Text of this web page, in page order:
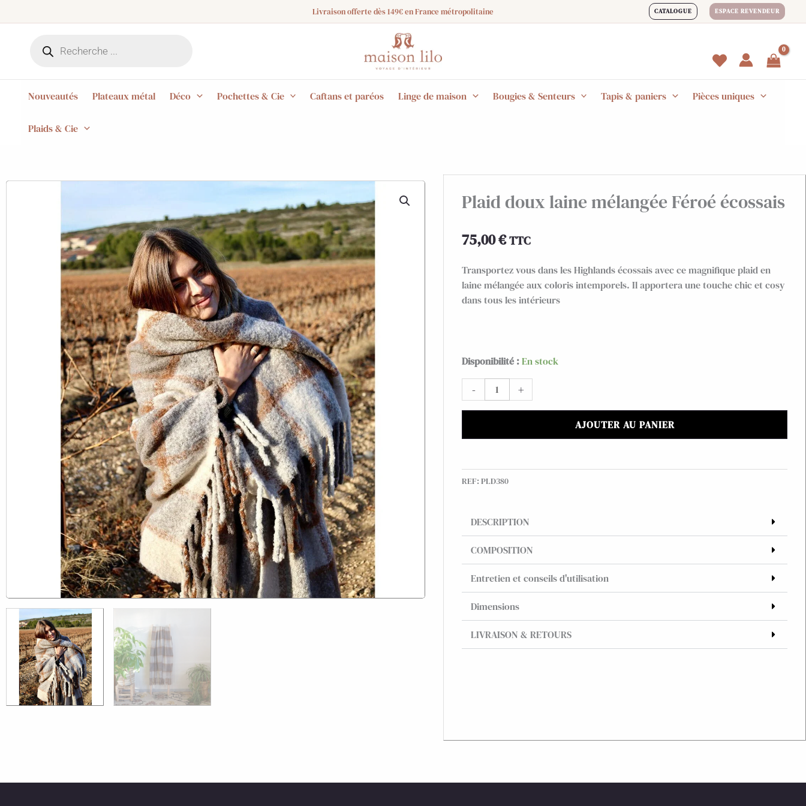
au
Livraison offerte dès 149€ en France métropolitaine CATALOGUE ESPACE REVENDEUR
produits
Nouveautés Plateaux métal Déco Pochettes & Cie Caftans et paréos Linge de maison Bougies & Senteurs Tapis & paniers Pièces uniques
Plaids & Cie
Plaid doux laine mélangée Féroé écossais
75,00€TTC
Transportez vous dans les Highlands écossais avec ce magnifique plaid en
laine mélangée aux coloris intemporels. Il apportera une touche chic et cosy
dans tous les intérieurs
Disponibilité :En stock
-
quantité
de
Plaid
mélangée
écossais
+
AJOUTER AU PANIER
REF:PLD380
DESCRIPTION
COMPOSITION
Entretien et conseils d'utilisation
Dimensions
LIVRAISON & RETOURS